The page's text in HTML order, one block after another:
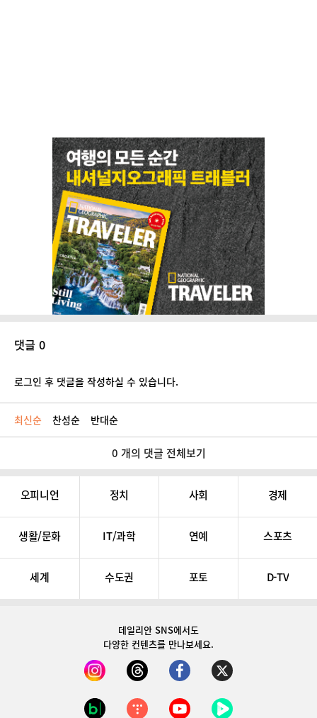
댓글 0
로그인 후 댓글을 작성하실 수 있습니다.
최신순 찬성순 반대순
0 개의 댓글 전체보기
오피니언 정치 사회 경제
생활/문화 IT/과학 연예 스포츠
세계 수도권 포토 D-TV
데일리안 SNS에서도
다양한 컨텐츠를 만나보세요.